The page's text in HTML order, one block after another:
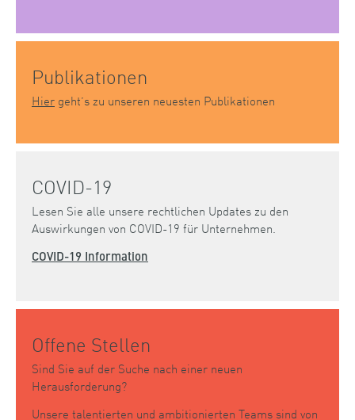
Publikationen
Hier geht’s zu unseren neuesten Publikationen
COVID-19
Lesen Sie alle unsere rechtlichen Updates zu den
Auswirkungen von COVID-19 für Unternehmen.
COVID-19 Information
Offene Stellen
Sind Sie auf der Suche nach einer neuen
Herausforderung?
Unsere talentierten und ambitionierten Teams sind von